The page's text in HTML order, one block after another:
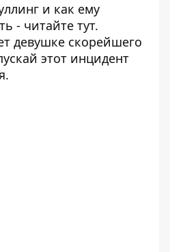
и как ему
- читайте тут.
девушке скорейшего
этот инцидент